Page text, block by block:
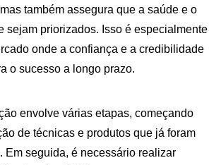
também assegura que a saúde e o
sejam priorizados. Isso é especialmente
onde a confiança e a credibilidade
o sucesso a longo prazo.
envolve várias etapas, começando
de técnicas e produtos que já foram
Em seguida, é necessário realizar